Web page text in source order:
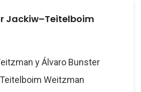
Jackiw–Teitelboim
y Álvaro Bunster
Weitzman